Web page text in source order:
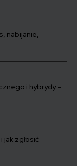
nabijanie,
i hybrydy –
jak zgłosić